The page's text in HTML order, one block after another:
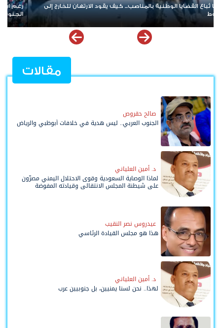
ان العناوين تتبدل.. لن تنجح المبادرات الجديدة في تجاوز إرادة شعب
النفط
مقالات
صالح حقروص
الجنوب العربي.. ليس هدية في خلافات أبوظبي والرياض
د. أمين العلياني
لماذا الوصاية السعودية وقوى الاحتلال اليمني مصرّون
على شيطنة المجلس الانتقالي وقيادته المفوضة
عيدروس نصر النقيب
هذا هو مجلس القيادة الرئاسي
د. أمين العلياني
لهذا.. نحن لسنا يمنيين، بل جنوبيين عرب